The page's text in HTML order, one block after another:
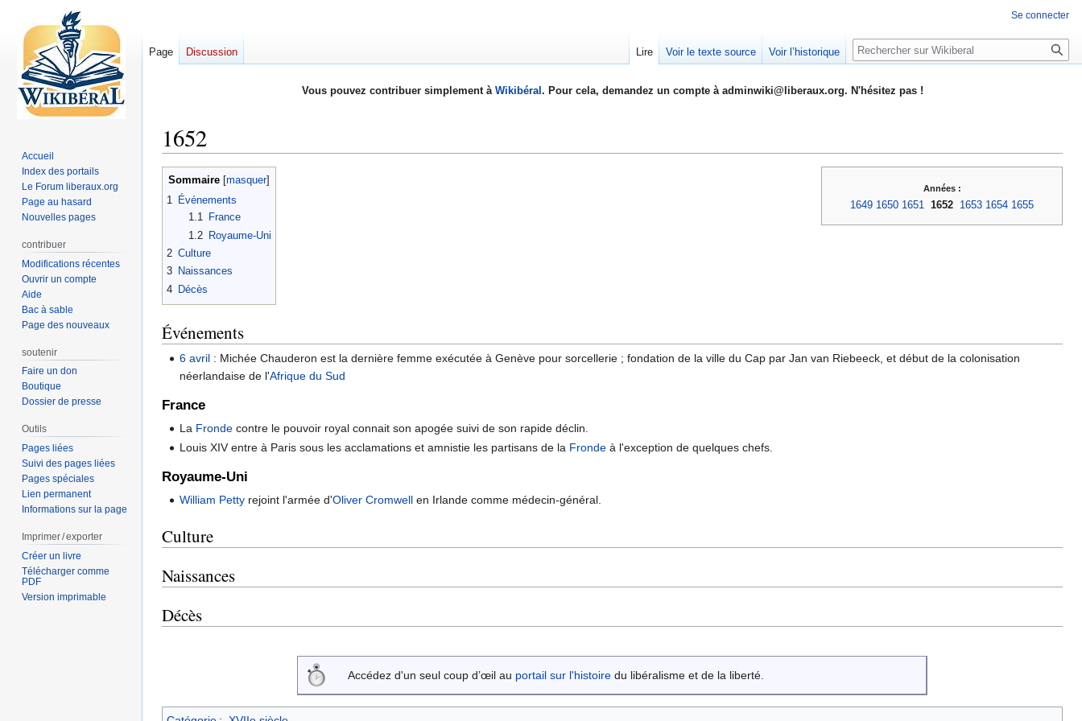
Vous pouvez contribuer simplement à Wikibéral . Pour cela, demandez un compte à adminwiki@liberaux.org. N'hésitez pas !
1652
Aller
navigation
Aller
recherche
Années :
1649 1650 1651 1652 1653 1654 1655
Sommaire
1 Événements
1.1
France
1.2
Royaume-Uni
2 Culture
3 Naissances
4 Décès
Événements
6 avril : Michée Chauderon est la dernière femme exécutée à Genève pour sorcellerie ; fondation de la ville du Cap par Jan van Riebeeck, et début de la colonisation
néerlandaise de l'Afrique du Sud
France
La Fronde contre le pouvoir royal connait son apogée suivi de son rapide déclin.
Louis XIV entre à Paris sous les acclamations et amnistie les partisans de la Fronde à l'exception de quelques chefs.
Royaume-Uni
William Petty rejoint l'armée d'Oliver Cromwell en Irlande comme médecin-général.
Culture
Naissances
Décès
Accédez d'un seul coup d’œil au portail sur l'histoire du libéralisme et de la liberté.
Se connecter
Page Discussion Lire Voir le texte source Voir l’historique Rechercher
Accueil
Index des portails
Le Forum liberaux.org
Page au hasard
Nouvelles pages
contribuer
Modifications récentes
Ouvrir un compte
Aide
Bac à sable
Page des nouveaux
soutenir
Faire un don
Boutique
Dossier de presse
Outils
Pages liées
Suivi des pages liées
Pages spéciales
Lien permanent
Informations sur la page
Imprimer / exporter
Créer un livre
Télécharger comme
PDF
Version imprimable